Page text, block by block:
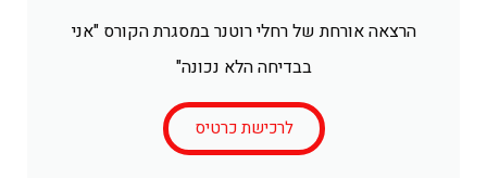
הרצאה אורחת של רחלי רוטנר במסגרת הקורס "אני
בבדיחה הלא נכונה"
לרכישת כרטיס